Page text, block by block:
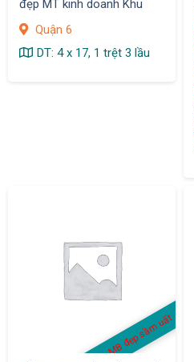
đẹp MT kinh doanh Khu
Quận 6
DT: 4 x 17, 1 trệt 3 lầu
MB đẹp sầm uất